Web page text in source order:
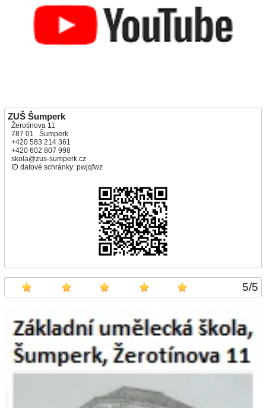
ZUŠ Šumperk
Žerotínova 11
787 01 Šumperk
+420 583 214 361
+420 602 807 998
skola@zus-sumperk.cz
ID datové schránky: pwjqfwz
5/5